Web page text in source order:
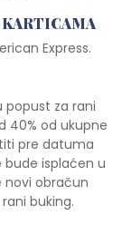
Express.
popust za rani
40% od ukupne
pre datuma
bude isplaćen u
novi obračun
buking.